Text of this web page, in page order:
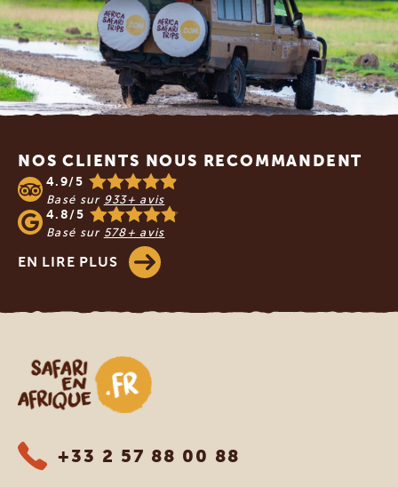
Footer
NOS CLIENTS NOUS RECOMMANDENT
4.9/5
Basé sur 933+ avis
4.8/5
Basé sur 578+ avis
EN LIRE PLUS
Safari en Afrique
+33 2 57 88 00 88